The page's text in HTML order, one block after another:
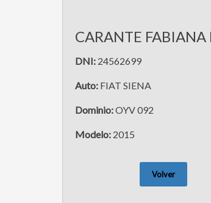
CARANTE FABIANA
DNI: 24562699
Auto: FIAT SIENA
Dominio:OYV 092
Modelo: 2015
Volver